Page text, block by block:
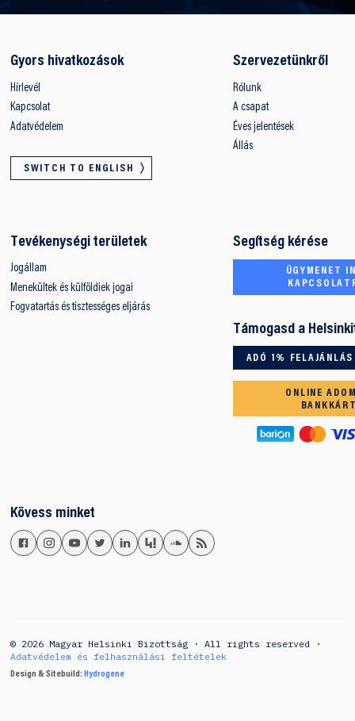
Gyors hivatkozások
Hírlevél
Kapcsolat
Adatvédelem
SWITCH TO ENGLISH
Szervezetünkről
Rólunk
A csapat
Éves jelentések
Állás
Tevékenységi területek
Jogállam
Menekültek és külföldiek jogai
Fogvatartás és tisztességes eljárás
Segítség kérése
ÜGYMENET
Támogasd a
ADÓ 1% FELAJÁNLÁS
ONLINE
Kövess minket
© 2026 Magyar Helsinki Bizottság · All rights reserved ·
Adatvédelem és felhasználási feltételek
Design & Sitebuild: Hydrogene